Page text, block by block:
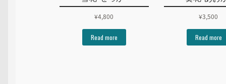
¥4,800
Read more
¥3,500
Read more